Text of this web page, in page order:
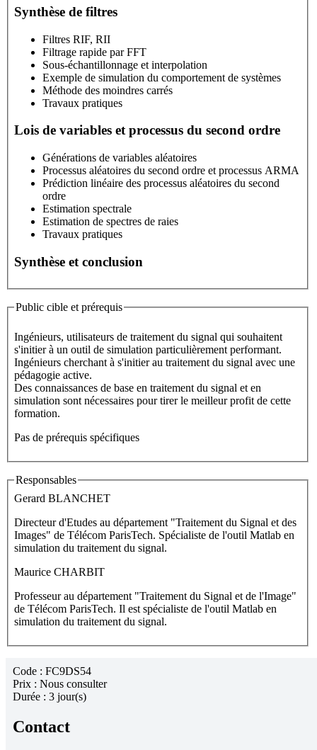
Synthèse de filtres
Filtres RIF, RII
Filtrage rapide par FFT
Sous-échantillonnage et interpolation
Exemple de simulation du comportement de systèmes
Méthode des moindres carrés
Travaux pratiques
Lois de variables et processus du second ordre
Générations de variables aléatoires
Processus aléatoires du second ordre et processus ARMA
Prédiction linéaire des processus aléatoires du second
ordre
Estimation spectrale
Estimation de spectres de raies
Travaux pratiques
Synthèse et conclusion
Public cible et prérequis
Ingénieurs, utilisateurs de traitement du signal qui souhaitent
s'initier à un outil de simulation particulièrement performant.
Ingénieurs cherchant à s'initier au traitement du signal avec une
pédagogie active.
Des connaissances de base en traitement du signal et en
simulation sont nécessaires pour tirer le meilleur profit de cette
formation.
Pas de prérequis spécifiques
Responsables
Gerard BLANCHET
Directeur d'Etudes au département "Traitement du Signal et des
Images" de Télécom ParisTech. Spécialiste de l'outil Matlab en
simulation du traitement du signal.
Maurice CHARBIT
Professeur au département "Traitement du Signal et de l'Image"
de Télécom ParisTech. Il est spécialiste de l'outil Matlab en
simulation du traitement du signal.
Code : FC9DS54
Prix : Nous consulter
Durée : 3 jour(s)
Contact